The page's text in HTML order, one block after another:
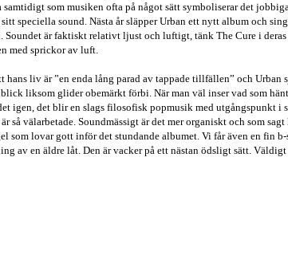
samtidigt som musiken ofta på något sätt symboliserar det
speciella sound. Nästa år släpper Urban ett nytt album och
Soundet är faktiskt relativt ljust och luftigt, tänk The Cure i deras
med sprickor av luft.
hans liv är ”en enda lång parad av tappade tillfällen” och Urban
liksom glider obemärkt förbi. När man väl inser vad som
igen, det blir en slags filosofisk popmusik med utgångspunkt i
så välarbetade. Soundmässigt är det mer organiskt och som
som lovar gott inför det stundande albumet. Vi får även en fin
av en äldre låt. Den är vacker på ett nästan ödsligt sätt.